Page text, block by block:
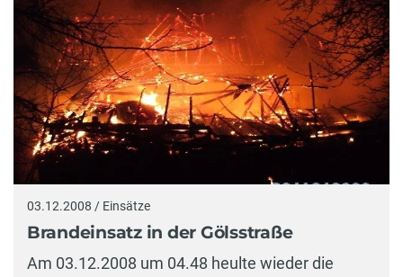
03.12.2008 / Einsätze
Brandeinsatz in der Gölsstraße
Am 03.12.2008 um 04.48 heulte wieder die